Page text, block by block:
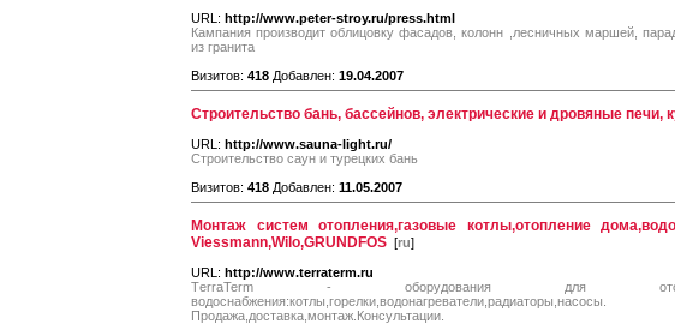
URL: http://www.peter-stroy.ru/press.html
Кампания производит облицовку фасадов, колонн ,лесничных маршей,
из гранита
Визитов: 418 Добавлен: 19.04.2007
Строительство бань, бассейнов, электрические и дровяные печи,
URL: http://www.sauna-light.ru/
Строительство саун и турецких бань
Визитов: 418 Добавлен: 11.05.2007
Монтаж систем отопления,газовые котлы,отопление
Viessmann,Wilo,GRUNDFOS [ru]
URL: http://www.terraterm.ru
ТerraTerm - оборудования для
водоснабжения:котлы,горелки,водонагреватели,радиаторы,насосы.
Продажа,доставка,монтаж.Консультации.